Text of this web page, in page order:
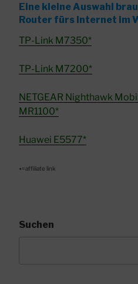
Eine kleine Auswahl
Router fürs Internet im
TP-Link M7350*
TP-Link M7200*
NETGEAR Nighthawk
MR1100*
Huawei E5577*
٭=affiliate link
Suchen